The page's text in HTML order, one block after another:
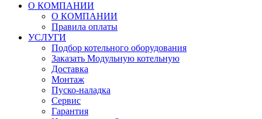
О КОМПАНИИ
О КОМПАНИИ
Правила оплаты
УСЛУГИ
Подбор котельного оборудования
Заказать Модульную котельную
Доставка
Монтаж
Пуско-наладка
Сервис
Гарантия